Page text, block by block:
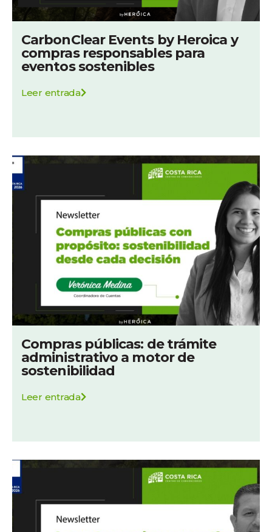
CarbonClear Events by Heroica y
compras responsables para
eventos sostenibles
Leer entrada
Compras públicas: de trámite
administrativo a motor de
sostenibilidad
Leer entrada